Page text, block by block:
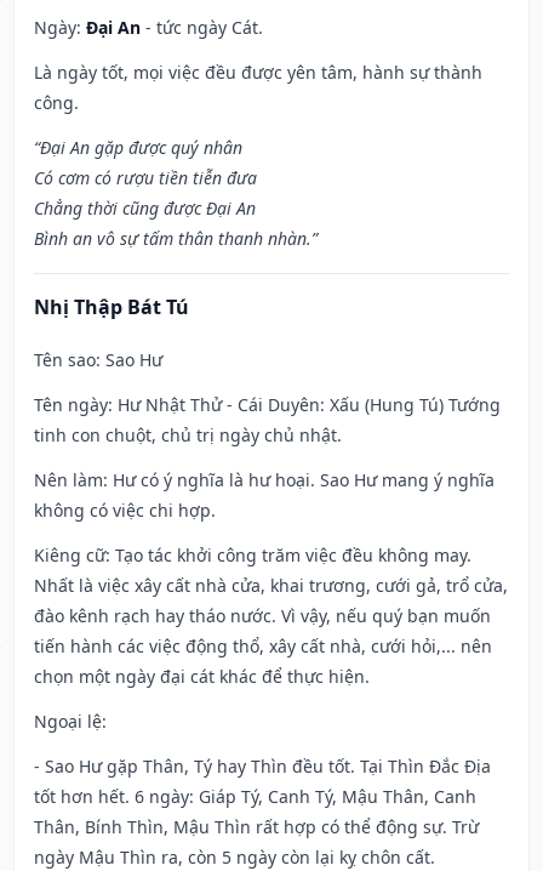
Ngày: Đại An - tức ngày Cát.
Là ngày tốt, mọi việc đều được yên tâm, hành sự thành
công.
“Đại An gặp được quý nhân
Có cơm có rượu tiền tiễn đưa
Chẳng thời cũng được Đại An
Bình an vô sự tấm thân thanh nhàn.”
Nhị Thập Bát Tú
Tên sao: Sao Hư
Tên ngày: Hư Nhật Thử - Cái Duyên: Xấu (Hung Tú) Tướng
tinh con chuột, chủ trị ngày chủ nhật.
Nên làm: Hư có ý nghĩa là hư hoại. Sao Hư mang ý nghĩa
không có việc chi hợp.
Kiêng cữ: Tạo tác khởi công trăm việc đều không may.
Nhất là việc xây cất nhà cửa, khai trương, cưới gả, trổ cửa,
đào kênh rạch hay tháo nước. Vì vậy, nếu quý bạn muốn
tiến hành các việc động thổ, xây cất nhà, cưới hỏi,... nên
chọn một ngày đại cát khác để thực hiện.
Ngoại lệ:
- Sao Hư gặp Thân, Tý hay Thìn đều tốt. Tại Thìn Đắc Địa
tốt hơn hết. 6 ngày: Giáp Tý, Canh Tý, Mậu Thân, Canh
Thân, Bính Thìn, Mậu Thìn rất hợp có thể động sự. Trừ
ngày Mậu Thìn ra, còn 5 ngày còn lại kỵ chôn cất.